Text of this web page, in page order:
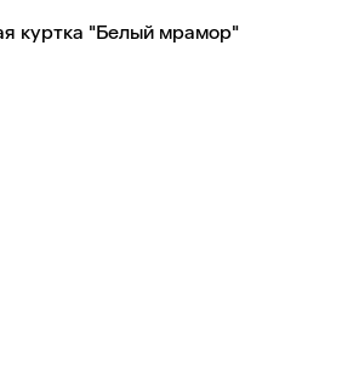
куртка "Белый мрамор"